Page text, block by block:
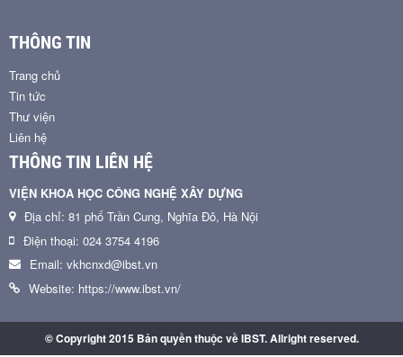
THÔNG TIN
Trang chủ
Tin tức
Thư viện
Liên hệ
THÔNG TIN LIÊN HỆ
VIỆN KHOA HỌC CÔNG NGHỆ XÂY DỰNG
Địa chỉ: 81 phố Trần Cung, Nghĩa Đô, Hà Nội
Điện thoại: 024 3754 4196
Email: vkhcnxd@ibst.vn
Website: https://www.ibst.vn/
© Copyright 2015 Bản quyền thuộc về IBST. Allright reserved.